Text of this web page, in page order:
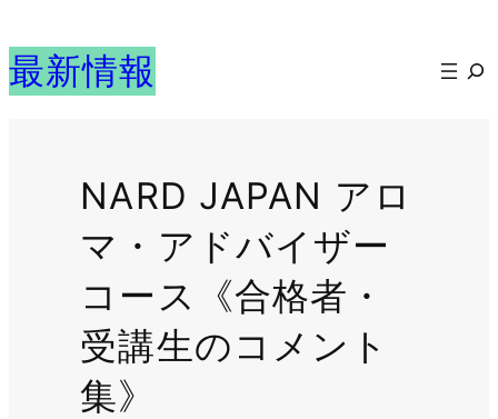
容
を
最新情報
検
NARD JAPAN アロ
マ・アドバイザー
コース《合格者・
受講生のコメント
集》